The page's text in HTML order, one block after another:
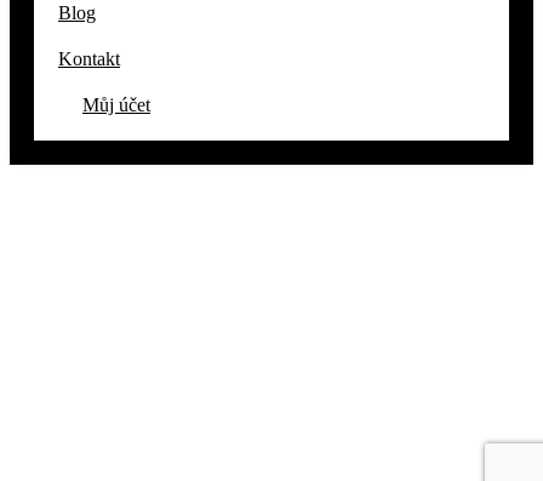
Blog
Kontakt
Můj účet